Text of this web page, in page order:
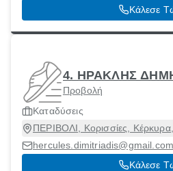
Κάλεσε
4. ΗΡΑΚΛΗΣ
Προβολή
Καταδύσεις
ΠΕΡΙΒΟΛΙ, Κορισσίες,
hercules.dimitriadis@gmail.com
Κάλεσε